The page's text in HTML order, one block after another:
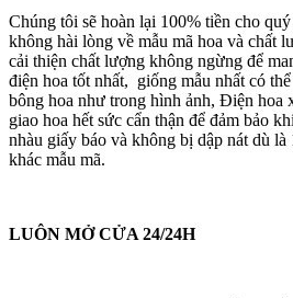
Chúng tôi sẽ hoàn lại 100% tiền cho
không hài lòng về mẫu mã hoa và chất
cải thiện chất lượng không ngừng để
điện hoa tốt nhất, giống mẫu nhất có
bông hoa như trong hình ảnh, Điện hoa
giao hoa hết sức cẩn thận để đảm bảo
nhàu giấy báo và không bị dập nát dù
khác mẫu mã.
LUÔN MỞ CỬA 24/24H